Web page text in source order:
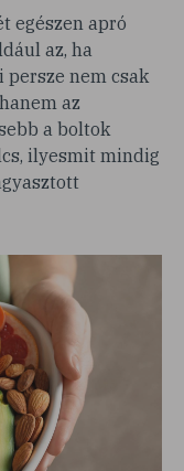
egészen apró
az, ha
nem csak
az
a boltok
ilyesmit mindig